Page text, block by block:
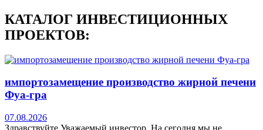
КАТАЛОГ ИНВЕСТИЦИОННЫХ
ПРОЕКТОВ:
импортозамещение производство жирной печени
Фуа-гра
07.08.2026